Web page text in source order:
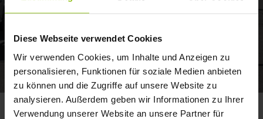
Diese Webseite verwendet Cookies
Wir verwenden Cookies, um Inhalte und Anzeigen zu
personalisieren, Funktionen für soziale Medien anbieten
zu können und die Zugriffe auf unsere Website zu
analysieren. Außerdem geben wir Informationen zu Ihrer
Verwendung unserer Website an unsere Partner für